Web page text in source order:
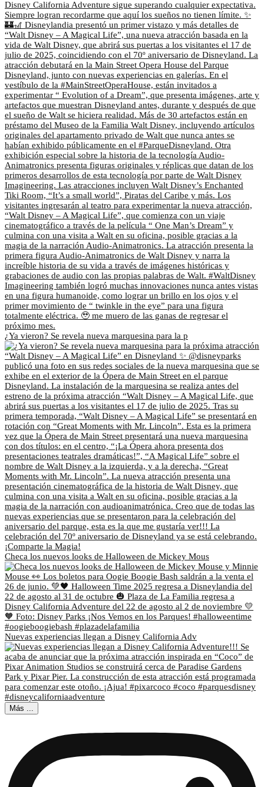
¿Ya vieron? Se revela nueva marquesina para la p
Checa los nuevos looks de Halloween de Mickey Mous
Nuevas experiencias llegan a Disney California Adv
Más ...